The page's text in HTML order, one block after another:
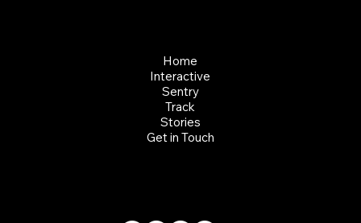
Home
Interactive
Sentry
Track
Stories
Get in Touch